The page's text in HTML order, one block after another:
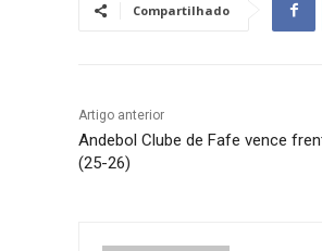
Compartilhado
Artigo anterior
Andebol Clube de Fafe vence
(25-26)